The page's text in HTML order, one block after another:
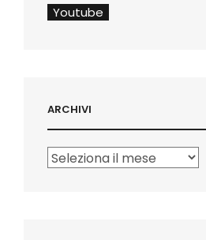
Youtube
ARCHIVI
Archivi